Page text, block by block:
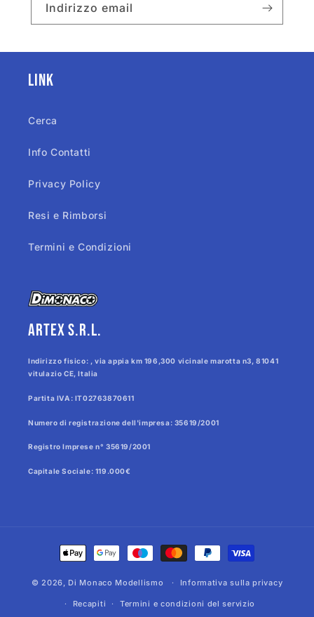
Indirizzo email
Link
Cerca
Info Contatti
Privacy Policy
Resi e Rimborsi
Termini e Condizioni
Artex s.r.l.
Indirizzo fisico: , via appia km 196,300 vicinale marotta n3, 81041
vitulazio CE, Italia
Partita IVA: IT02763870611
Numero di registrazione dell'impresa: 35619/2001
Registro Imprese n° 35619/2001
Capitale Sociale: 119.000€
Metodi
di
pagamento
© 2026, Di Monaco Modellismo Informativa sulla privacy
Recapiti Termini e condizioni del servizio